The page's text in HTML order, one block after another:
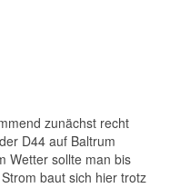
zunächst recht
D44 auf Baltrum
Wetter sollte man bis
baut sich hier trotz